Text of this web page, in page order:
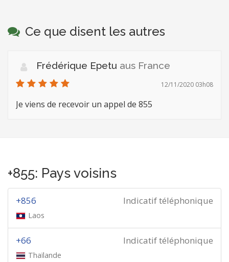
Ce que disent les autres
Frédérique Epetu aus France
12/11/2020 03h08
Je viens de recevoir un appel de 855
+855: Pays voisins
Indicatif téléphonique
+856
Laos
Indicatif téléphonique
+66
Thaïlande